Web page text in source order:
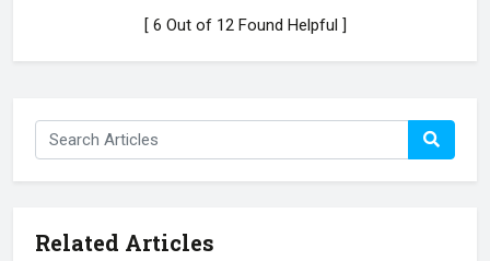
[ 6 Out of 12 Found Helpful ]
Related Articles